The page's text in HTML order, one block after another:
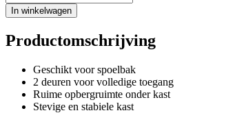
In winkelwagen
Productomschrijving
Geschikt voor spoelbak
2 deuren voor volledige toegang
Ruime opbergruimte onder kast
Stevige en stabiele kast